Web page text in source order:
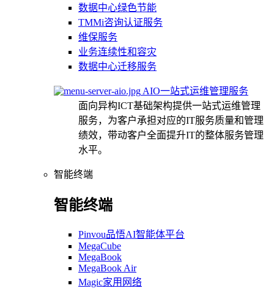
数据中心绿色节能
TMMi咨询认证服务
维保服务
业务连续性和容灾
数据中心迁移服务
AIO一站式运维管理服务
面向异构ICT基础架构提供一站式运维管理
服务，为客户承担对应的IT服务质量和管理
绩效，带动客户全面提升IT的整体服务管理
水平。
智能终端
智能终端
Pinvou品悟AI智能体平台
MegaCube
MegaBook
MegaBook Air
Magic家用网络